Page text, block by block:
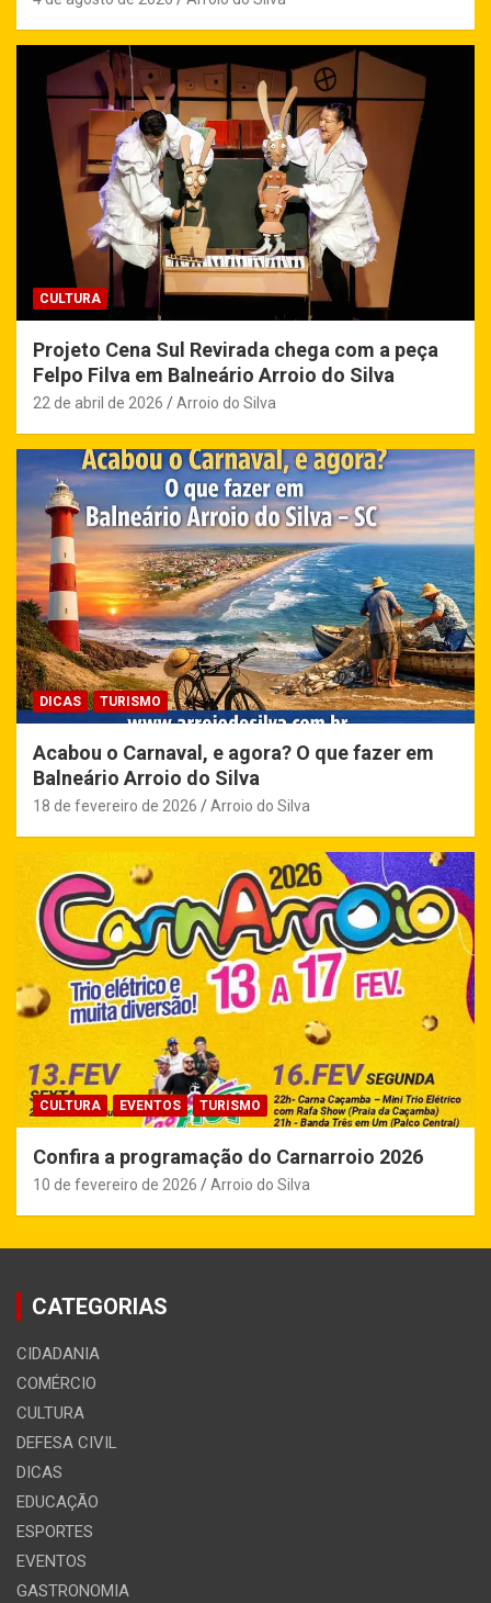
CULTURA
Projeto Cena Sul Revirada chega com a peça
Felpo Filva em Balneário Arroio do Silva
22 de abril de 2026 Arroio do Silva
DICAS TURISMO
Acabou o Carnaval, e agora? O que fazer em
Balneário Arroio do Silva
18 de fevereiro de 2026 Arroio do Silva
CULTURA EVENTOS TURISMO
Confira a programação do Carnarroio 2026
10 de fevereiro de 2026 Arroio do Silva
CATEGORIAS
CIDADANIA
COMÉRCIO
CULTURA
DEFESA CIVIL
DICAS
EDUCAÇÃO
ESPORTES
EVENTOS
GASTRONOMIA